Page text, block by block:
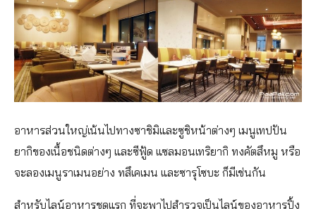
อาหารส่วนใหญ่เน้นไปทางซาชิมิและซูชิหน้าต่างๆ เมนูเทปปัน
ยากิของเนื้อชนิดต่างๆ และซีฟู้ด แซลมอนเทริยากิ ทงคัตสึหมู หรือ
จะลองเมนูราเมนอย่าง ทสึเคเมน และซารุโซบะ ก็มีเช่นกัน
สำหรับไลน์อาหารชุดแรก ที่จะพาไปสำรวจเป็นไลน์ของอาหารปิ้ง